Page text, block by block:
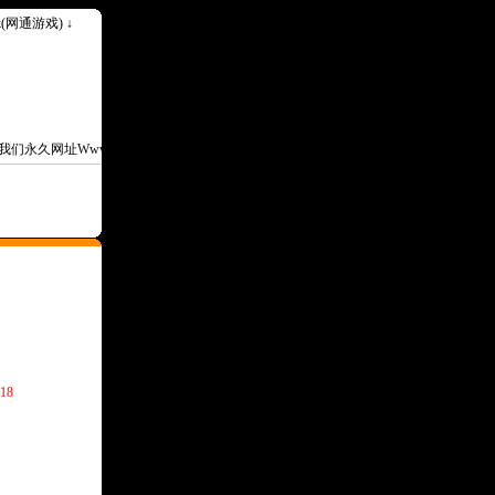
网通游戏) ↓
久网址Www.1000ok.Com--